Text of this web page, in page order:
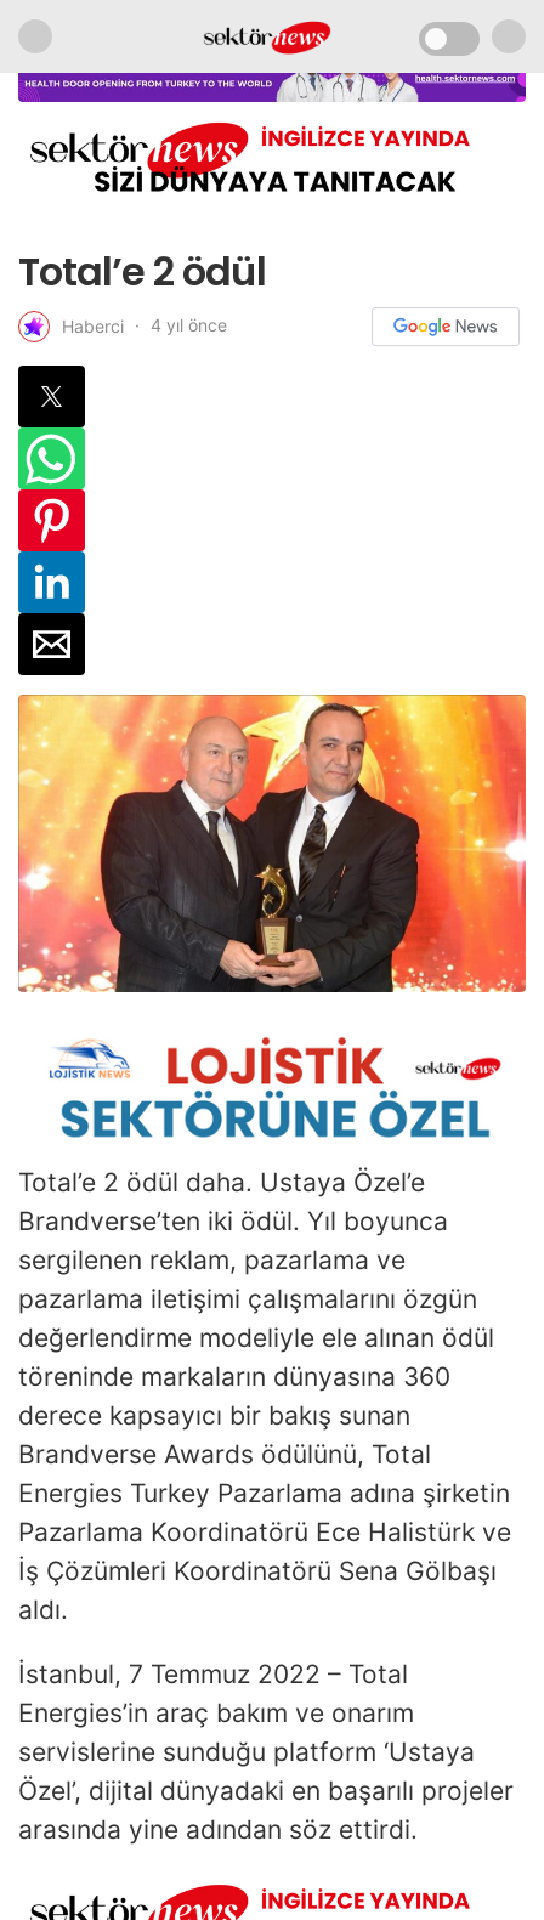
Total’e 2 ödül
Haberci 4 yıl önce
Total’e 2 ödül daha. Ustaya Özel’e
Brandverse’ten iki ödül. Yıl boyunca
sergilenen reklam, pazarlama ve
pazarlama iletişimi çalışmalarını özgün
değerlendirme modeliyle ele alınan ödül
töreninde markaların dünyasına 360
derece kapsayıcı bir bakış sunan
Brandverse Awards ödülünü, Total
Energies Turkey Pazarlama adına şirketin
Pazarlama Koordinatörü Ece Halistürk ve
İş Çözümleri Koordinatörü Sena Gölbaşı
aldı.
İstanbul, 7 Temmuz 2022 – Total
Energies’in araç bakım ve onarım
servislerine sunduğu platform ‘Ustaya
Özel’, dijital dünyadaki en başarılı projeler
arasında yine adından söz ettirdi.